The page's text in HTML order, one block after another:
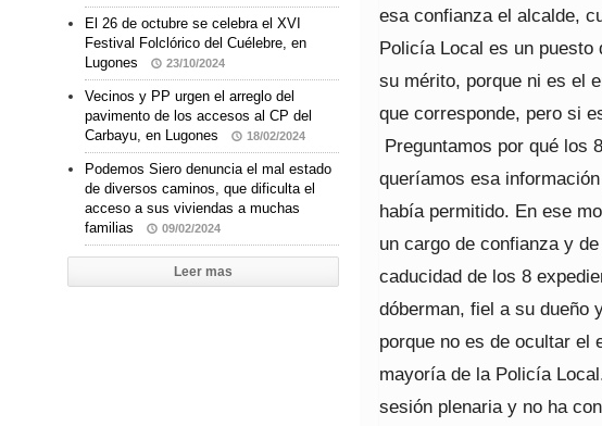
esa confianza el alcalde,
Policía Local es un puesto
su mérito, porque ni es el
que corresponde, pero si
Preguntamos por qué los
queríamos esa
había permitido. En ese
un cargo de confianza y
caducidad de los 8
dóberman, fiel a su dueño
porque no es de ocultar el
mayoría de la Policía
sesión plenaria y no ha
El 26 de octubre se celebra el XVI
Festival Folclórico del Cuélebre, en
Lugones
23/10/2024
Vecinos y PP urgen el arreglo del
pavimento de los accesos al CP del
Carbayu, en Lugones
18/02/2024
Podemos Siero denuncia el mal estado
de diversos caminos, que dificulta el
acceso a sus viviendas a muchas
familias
09/02/2024
Leer mas